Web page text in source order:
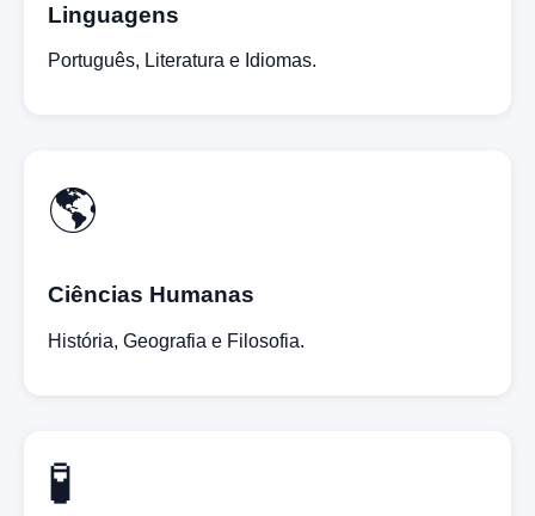
Linguagens
Português, Literatura e Idiomas.
🌎
Ciências Humanas
História, Geografia e Filosofia.
🧪